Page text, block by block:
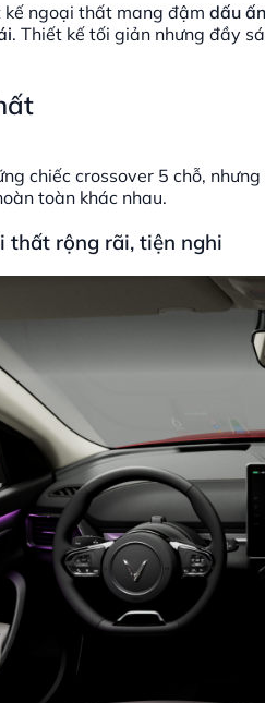
ngoại thất mang đậm dấu
. Thiết kế tối giản nhưng đầy
chiếc crossover 5 chỗ, nhưng
toàn khác nhau.
thất rộng rãi, tiện nghi